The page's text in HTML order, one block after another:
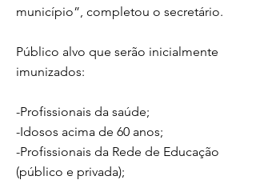
município”, completou o secretário.
Público alvo que serão inicialmente
imunizados:
-Profissionais da saúde;
-Idosos acima de 60 anos;
-Profissionais da Rede de Educação
(público e privada);